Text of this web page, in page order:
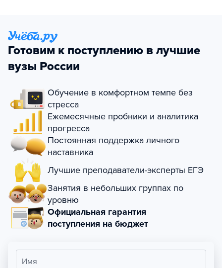
Готовим к поступлению в лучшие
вузы России
Обучение в комфортном темпе без
стресса
Ежемесячные пробники и аналитика
прогресса
Постоянная поддержка личного
наставника
Лучшие преподаватели-эксперты ЕГЭ
Занятия в небольших группах по
уровню
Официальная гарантия
поступления на бюджет
Имя